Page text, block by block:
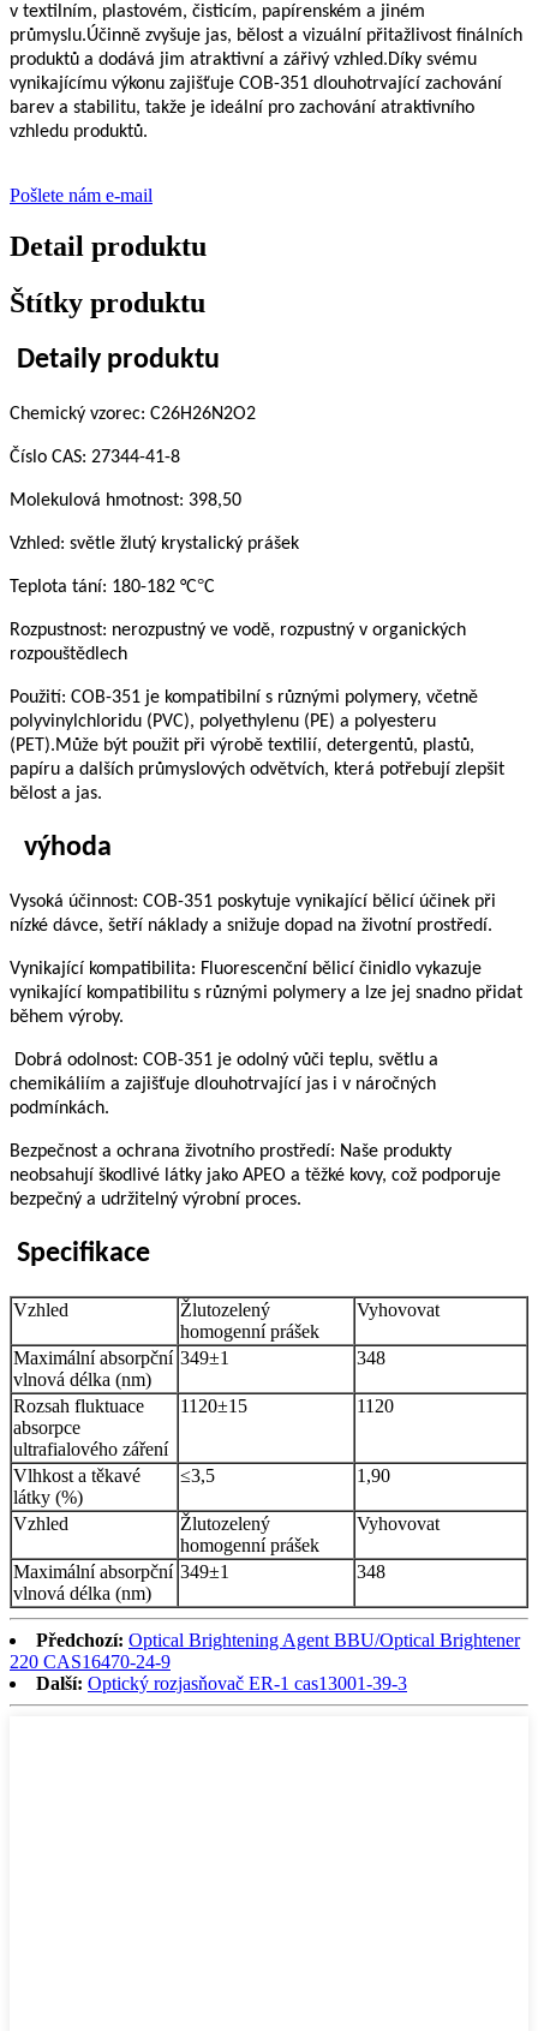
v textilním, plastovém, čisticím, papírenském a jiném
průmyslu.Účinně zvyšuje jas, bělost a vizuální přitažlivost finálních
produktů a dodává jim atraktivní a zářivý vzhled.Díky svému
vynikajícímu výkonu zajišťuje COB-351 dlouhotrvající zachování
barev a stabilitu, takže je ideální pro zachování atraktivního
vzhledu produktů.
Pošlete nám e-mail
Detail produktu
Štítky produktu
Detaily produktu
Chemický vzorec: C26H26N2O2
Číslo CAS: 27344-41-8
Molekulová hmotnost: 398,50
Vzhled: světle žlutý krystalický prášek
Teplota tání: 180-182 °C°C
Rozpustnost: nerozpustný ve vodě, rozpustný v organických
rozpouštědlech
Použití: COB-351 je kompatibilní s různými polymery, včetně
polyvinylchloridu (PVC), polyethylenu (PE) a polyesteru
(PET).Může být použit při výrobě textilií, detergentů, plastů,
papíru a dalších průmyslových odvětvích, která potřebují zlepšit
bělost a jas.
výhoda
Vysoká účinnost: COB-351 poskytuje vynikající bělicí účinek při
nízké dávce, šetří náklady a snižuje dopad na životní prostředí.
Vynikající kompatibilita: Fluorescenční bělicí činidlo vykazuje
vynikající kompatibilitu s různými polymery a lze jej snadno přidat
během výroby.
Dobrá odolnost: COB-351 je odolný vůči teplu, světlu a
chemikáliím a zajišťuje dlouhotrvající jas i v náročných
podmínkách.
Bezpečnost a ochrana životního prostředí: Naše produkty
neobsahují škodlivé látky jako APEO a těžké kovy, což podporuje
bezpečný a udržitelný výrobní proces.
Specifikace
Vzhled
Žlutozelený
homogenní prášek
Vyhovovat
Maximální absorpční
vlnová délka (nm)
349±1 348
Rozsah fluktuace
absorpce
ultrafialového záření
1120±15 1120
Vlhkost a těkavé
látky (%)
≤3,5 1,90
Vzhled
Žlutozelený
homogenní prášek
Vyhovovat
Maximální absorpční
vlnová délka (nm)
349±1 348
Předchozí: Optical Brightening Agent BBU/Optical Brightener
220 CAS16470-24-9
Další: Optický rozjasňovač ER-1 cas13001-39-3